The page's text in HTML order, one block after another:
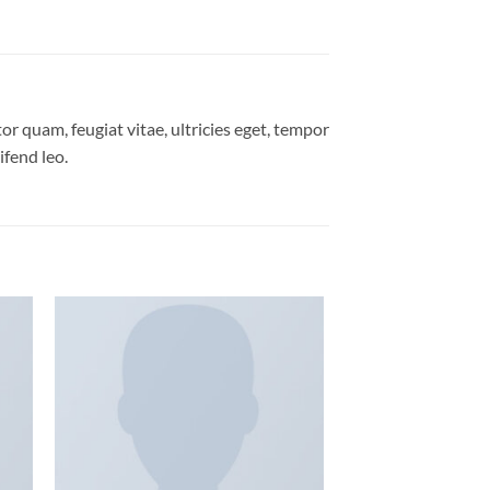
quam, feugiat vitae, ultricies eget, tempor
leo.